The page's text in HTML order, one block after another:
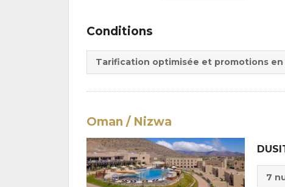
Conditions
Tarification optimisée et promotions en
Oman / Nizwa
7